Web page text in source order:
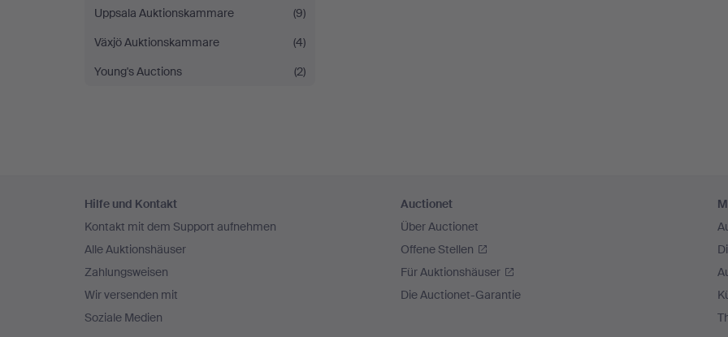
Uppsala Auktionskammare
(9)
Växjö Auktionskammare
(4)
Young's Auctions
(2)
Navigation
Hilfe und Kontakt
Kontakt mit dem Support aufnehmen
Alle Auktionshäuser
Zahlungsweisen
Wir versenden mit
Soziale Medien
Auctionet
Über Auctionet
Offene Stellen
Für Auktionshäuser
Die Auctionet-Garantie